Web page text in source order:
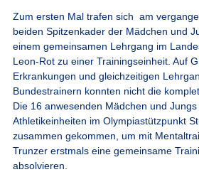
Zum ersten Mal trafen sich am
beiden Spitzenkader der Mädchen und
einem gemeinsamen Lehrgang im
Leon-Rot zu einer Trainingseinheit. Auf
Erkrankungen und gleichzeitigen
Bundestrainern konnten nicht die
Die 16 anwesenden Mädchen und
Athletikeinheiten im Olympiastützpunkt
zusammen gekommen, um mit
Trunzer erstmals eine gemeinsame
absolvieren.